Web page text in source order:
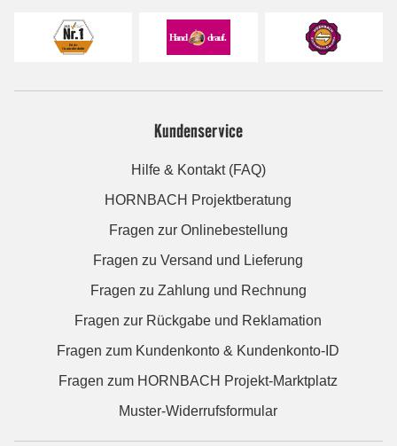
Kundenservice
Hilfe & Kontakt (FAQ)
HORNBACH Projektberatung
Fragen zur Onlinebestellung
Fragen zu Versand und Lieferung
Fragen zu Zahlung und Rechnung
Fragen zur Rückgabe und Reklamation
Fragen zum Kundenkonto & Kundenkonto-ID
Fragen zum HORNBACH Projekt-Marktplatz
Muster-Widerrufsformular